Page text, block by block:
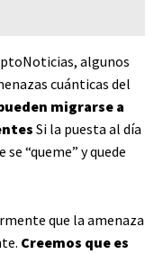
algunos
cuánticas del
migrarse a
Si la puesta al día
“queme” y quede
que la amenaza
Creemos que es